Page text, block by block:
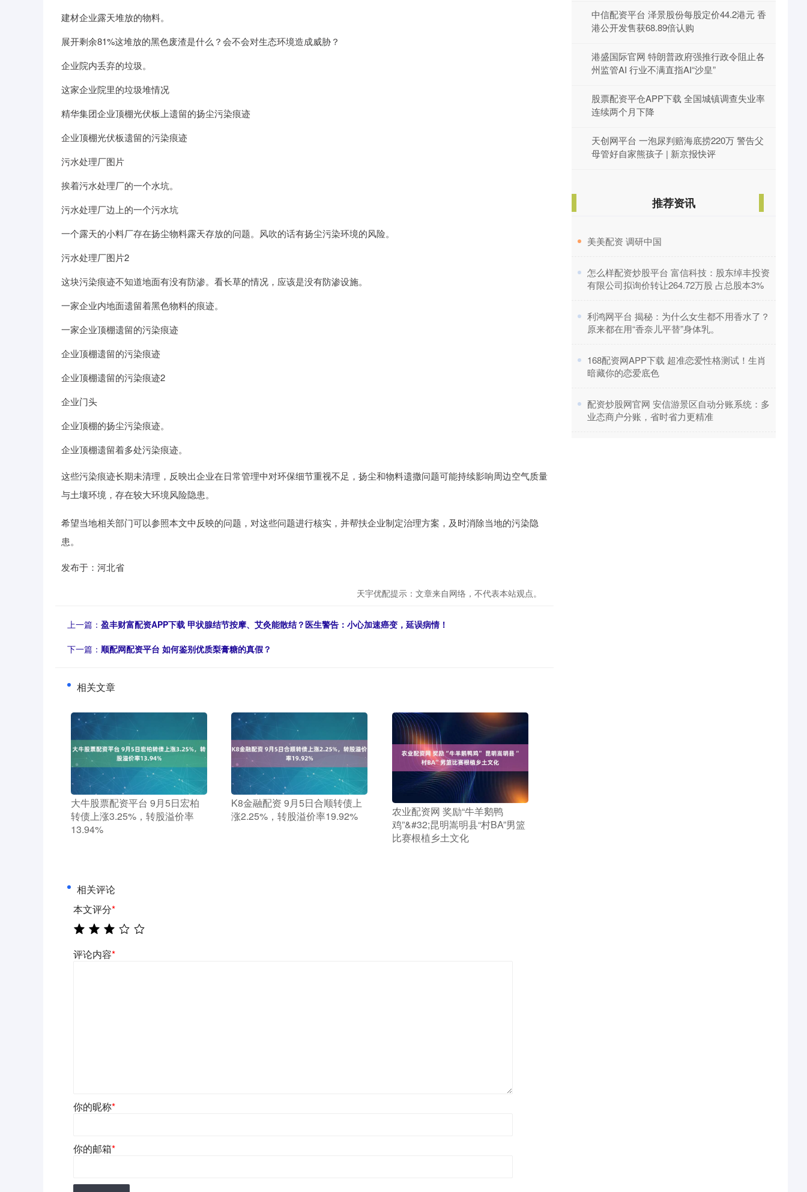
建材企业露天堆放的物料。
展开剩余81%这堆放的黑色废渣是什么？会不会对生态环境造成威胁？
企业院内丢弃的垃圾。
这家企业院里的垃圾堆情况
精华集团企业顶棚光伏板上遗留的扬尘污染痕迹
企业顶棚光伏板遗留的污染痕迹
污水处理厂图片
挨着污水处理厂的一个水坑。
污水处理厂边上的一个污水坑
一个露天的小料厂存在扬尘物料露天存放的问题。风吹的话有扬尘污染环境的风险。
污水处理厂图片2
这块污染痕迹不知道地面有没有防渗。看长草的情况，应该是没有防渗设施。
一家企业内地面遗留着黑色物料的痕迹。
一家企业顶棚遗留的污染痕迹
企业顶棚遗留的污染痕迹
企业顶棚遗留的污染痕迹2
企业门头
企业顶棚的扬尘污染痕迹。
企业顶棚遗留着多处污染痕迹。
这些污染痕迹长期未清理，反映出企业在日常管理中对环保细节重视不足，扬尘和物料遗撒问题可能持续影响周边空气质量
与土壤环境，存在较大环境风险隐患。
希望当地相关部门可以参照本文中反映的问题，对这些问题进行核实，并帮扶企业制定治理方案，及时消除当地的污染隐
患。
发布于：河北省
天宇优配提示：文章来自网络，不代表本站观点。
上一篇： 盈丰财富配资APP下载 甲状腺结节按摩、艾灸能散结？医生警告：小心加速癌变，延误病情！
下一篇： 顺配网配资平台 如何鉴别优质梨膏糖的真假？
相关文章
​大牛股票配资平台 9月5日宏柏
转债上涨3.25%，转股溢价率
13.94%
​K8金融配资 9月5日合顺转债上
涨2.25%，转股溢价率19.92%
​农业配资网 奖励“牛羊鹅鸭
鸡”&#32;昆明嵩明县“村BA”男篮
比赛根植乡土文化
相关评论
本文评分*
评论内容*
你的昵称*
你的邮箱*
中信配资平台 泽景股份每股定价44.2港元 香
港公开发售获68.89倍认购
港盛国际官网 特朗普政府强推行政令阻止各
州监管AI 行业不满直指AI“沙皇”
股票配资平仓APP下载 全国城镇调查失业率
连续两个月下降
天创网平台 一泡尿判赔海底捞220万 警告父
母管好自家熊孩子 | 新京报快评
推荐资讯
​美美配资 调研中国
​怎么样配资炒股平台 富信科技：股东绰丰投资
有限公司拟询价转让264.72万股 占总股本3%
​利鸿网平台 揭秘：为什么女生都不用香水了？
原来都在用“香奈儿平替”身体乳。
​168配资网APP下载 超准恋爱性格测试！生肖
暗藏你的恋爱底色
​配资炒股网官网 安信游景区自动分账系统：多
业态商户分账，省时省力更精准